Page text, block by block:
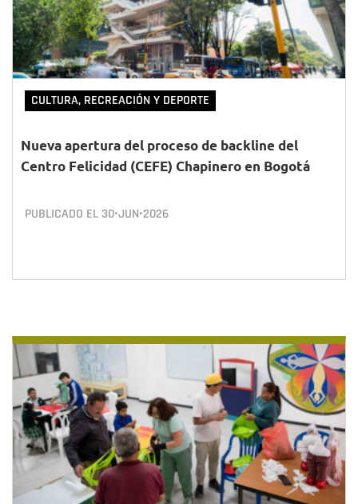
CULTURA, RECREACIÓN Y DEPORTE
Nueva apertura del proceso de backline del
Centro Felicidad (CEFE) Chapinero en Bogotá
PUBLICADO EL 30•JUN•2026